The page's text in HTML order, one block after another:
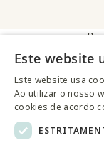
Este website
Este website usa
Ao utilizar o nosso
cookies de acordo